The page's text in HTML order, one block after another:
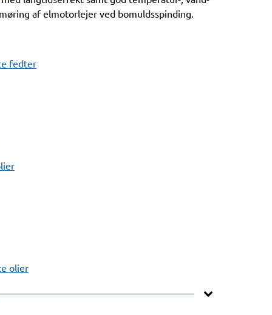
fedter
olier
af elmotorlejer ved bomuldsspinding.